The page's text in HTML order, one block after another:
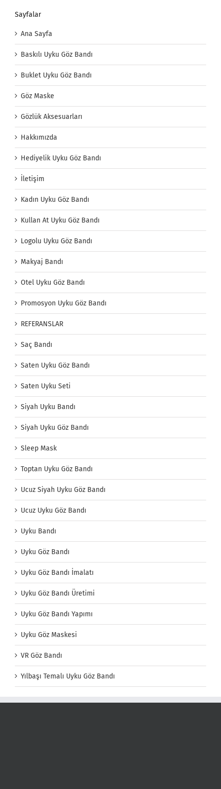
Sayfalar
Ana Sayfa
Baskılı Uyku Göz Bandı
Buklet Uyku Göz Bandı
Göz Maske
Gözlük Aksesuarları
Hakkımızda
Hediyelik Uyku Göz Bandı
İletişim
Kadın Uyku Göz Bandı
Kullan At Uyku Göz Bandı
Logolu Uyku Göz Bandı
Makyaj Bandı
Otel Uyku Göz Bandı
Promosyon Uyku Göz Bandı
REFERANSLAR
Saç Bandı
Saten Uyku Göz Bandı
Saten Uyku Seti
Siyah Uyku Bandı
Siyah Uyku Göz Bandı
Sleep Mask
Toptan Uyku Göz Bandı
Ucuz Siyah Uyku Göz Bandı
Ucuz Uyku Göz Bandı
Uyku Bandı
Uyku Göz Bandı
Uyku Göz Bandı İmalatı
Uyku Göz Bandı Üretimi
Uyku Göz Bandı Yapımı
Uyku Göz Maskesi
VR Göz Bandı
Yılbaşı Temalı Uyku Göz Bandı